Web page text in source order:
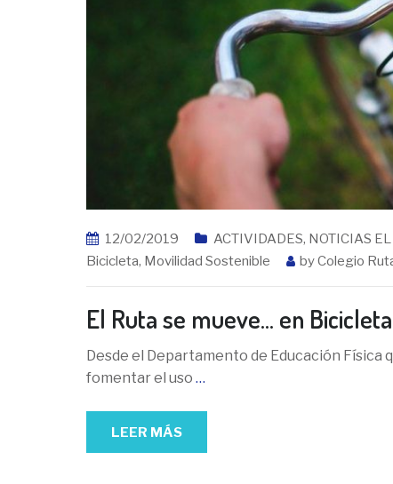
12/02/2019 ACTIVIDADES, NOTICIAS
Bicicleta, Movilidad Sostenible byColegio
El Ruta se mueve… en Bicicleta
Desde el Departamento de Educación
fomentar el uso …
LEER MÁS